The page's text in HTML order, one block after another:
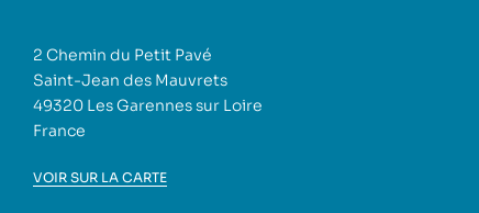
2 Chemin du Petit Pavé
Saint-Jean des Mauvrets
49320 Les Garennes sur Loire
France
VOIR SUR LA CARTE